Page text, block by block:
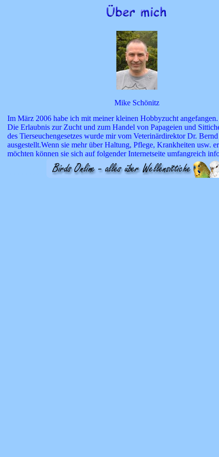
Mike Schönitz
Im März 2006 habe ich mit meiner kleinen Hobbyzucht angefangen.
Die Erlaubnis zur Zucht und zum Handel von Papageien und
des Tierseuchengesetzes wurde mir vom Veterinärdirektor Dr.
ausgestellt.Wenn sie mehr über Haltung, Pflege, Krankheiten usw.
möchten können sie sich auf folgender Internetseite umfangreich